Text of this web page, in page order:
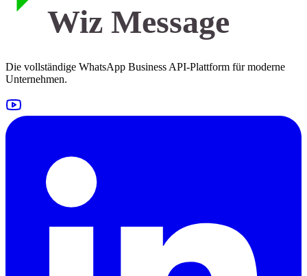
Wiz Message
Die vollständige WhatsApp Business API-Plattform für moderne
Unternehmen.